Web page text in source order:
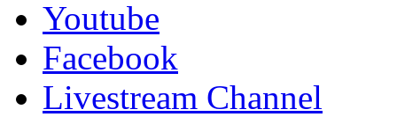
Youtube
Facebook
Livestream Channel